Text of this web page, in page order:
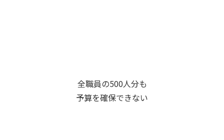
全職員の500人分も
予算を確保できない